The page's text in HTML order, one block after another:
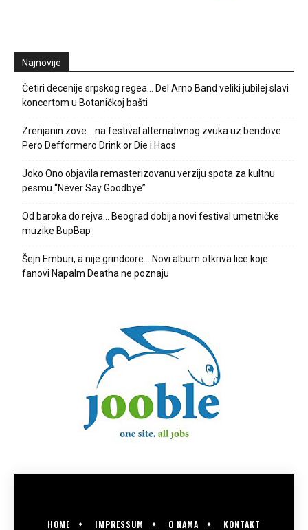
Najnovije
Četiri decenije srpskog regea… Del Arno Band veliki jubilej slavi
koncertom u Botaničkoj bašti
Zrenjanin zove… na festival alternativnog zvuka uz bendove
Pero Defformero Drink or Die i Haos
Joko Ono objavila remasterizovanu verziju spota za kultnu
pesmu “Never Say Goodbye”
Od baroka do rejva… Beograd dobija novi festival umetničke
muzike BupBap
Šejn Emburi, a nije grindcore… Novi album otkriva lice koje
fanovi Napalm Deatha ne poznaju
HOME IMPRESSUM O NAMA KONTAKT